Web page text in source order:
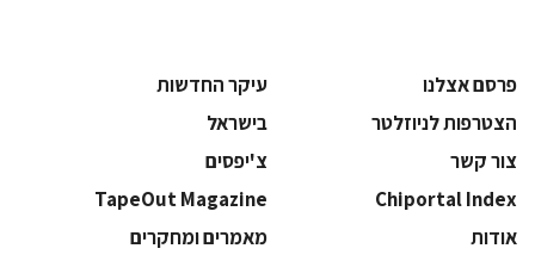
פרסם אצלנו
עיקר החדשות
הצטרפות לניוזלטר
בישראל
צור קשר
צ'יפסים
Chiportal Index
TapeOut Magazine
אודות
מאמרים ומחקרים